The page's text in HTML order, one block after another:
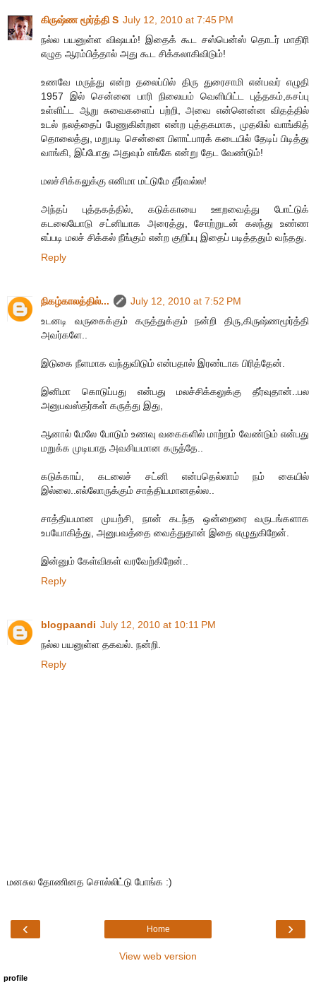
கிருஷ்ண மூர்த்தி S July 12, 2010 at 7:45 PM
நல்ல பயனுள்ள விஷயம்! இதைக் கூட சஸ்பென்ஸ் தொடர் மாதிரி
எழுத ஆரம்பித்தால் அது கூட சிக்கலாகிவிடும்!
உணவே மருந்து என்ற தலைப்பில் திரு துரைசாமி என்பவர் எழுதி
1957 இல் சென்னை பாரி நிலையம் வெளியிட்ட புத்தகம்,கசப்பு
உள்ளிட்ட ஆறு சுவைகளைப் பற்றி, அவை என்னென்ன விதத்தில்
உடல் நலத்தைப் பேணுகின்றன என்ற புத்தகமாக, முதலில் வாங்கித்
தொலைத்து, மறுபடி சென்னை பிளாட்பாரக் கடையில் தேடிப் பிடித்து
வாங்கி, இப்போது அதுவும் எங்கே என்று தேட வேண்டும்!
மலச்சிக்கலுக்கு எனிமா மட்டுமே தீர்வல்ல!
அந்தப் புத்தகத்தில், கடுக்காயை ஊறவைத்து போட்டுக்
கடலையோடு சட்னியாக அரைத்து, சோற்றுடன் கலந்து உண்ண
எப்படி மலச் சிக்கல் நீங்கும் என்ற குறிப்பு இதைப் படித்ததும் வந்தது.
Reply
நிகழ்காலத்தில்...
July 12, 2010 at 7:52 PM
உடனடி வருகைக்கும் கருத்துக்கும் நன்றி திரு,கிருஷ்ணமூர்த்தி
அவர்களே..
இடுகை நீளமாக வந்துவிடும் என்பதால் இரண்டாக பிரித்தேன்.
இனிமா கொடுப்பது என்பது மலச்சிக்கலுக்கு தீர்வுதான்..பல
அனுபவஸ்தர்கள் கருத்து இது,
ஆனால் மேலே போடும் உணவு வகைகளில் மாற்றம் வேண்டும் என்பது
மறுக்க முடியாத அவசியமான கருத்தே..
கடுக்காய், கடலைச் சட்னி என்பதெல்லாம் நம் கையில்
இல்லை..எல்லோருக்கும் சாத்தியமானதல்ல..
சாத்தியமான முயற்சி, நான் கடந்த ஒன்றைரை வருடங்களாக
உபயோகித்து, அனுபவத்தை வைத்துதான் இதை எழுதுகிறேன்.
இன்னும் கேள்விகள் வரவேற்கிறேன்..
Reply
blogpaandi July 12, 2010 at 10:11 PM
நல்ல பயனுள்ள தகவல். நன்றி.
Reply
மனசுல தோணினத சொல்லிட்டு போங்க :)
‹ ›
Home
View web version
profile